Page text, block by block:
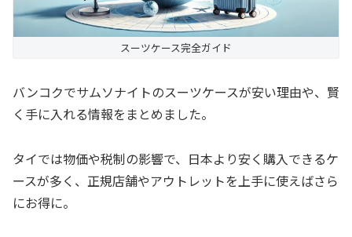
スーツケース完全ガイド
バンコクでサムソナイトのスーツケースが安い理由や、賢
く手に入れる情報をまとめました。
タイでは物価や税制の影響で、日本より安く購入できるケ
ースが多く、正規店舗やアウトレットを上手に使えばさら
にお得に。